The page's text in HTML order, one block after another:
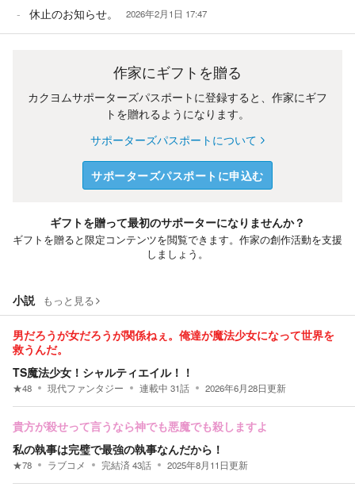
休止のお知らせ。 2026年2月1日 17:47
作家にギフトを贈る
カクヨムサポーターズパスポートに登録すると、作家にギフ
トを贈れるようになります。
サポーターズパスポートについて
サポーターズパスポートに申込む
ギフトを贈って最初のサポーターになりませんか？
ギフトを贈ると限定コンテンツを閲覧できます。作家の創作活動を支援
しましょう。
小説 もっと見る
男だろうが女だろうが関係ねぇ。俺達が魔法少女になって世界を
救うんだ。
TS魔法少女！シャルティエイル！！
★48 現代ファンタジー 連載中 31話 2026年6月28日更新
貴方が殺せって言うなら神でも悪魔でも殺しますよ
私の執事は完璧で最強の執事なんだから！
★78 ラブコメ 完結済43話 2025年8月11日更新